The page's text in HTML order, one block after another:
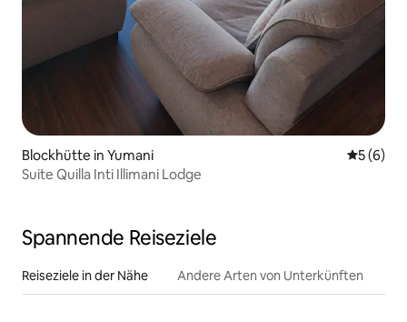
Blockhütte in Yumani
5 (6)
Suite Quilla Inti Illimani Lodge
Spannende Reiseziele
Reiseziele in der Nähe Andere Arten von Unterkünften